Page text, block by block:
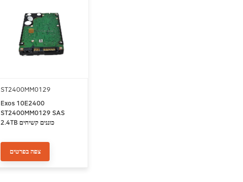
ST2400MM0129
Exos 10E2400
ST2400MM0129 SAS
2.4TB כוננים קשיחים
צפה בפרטים